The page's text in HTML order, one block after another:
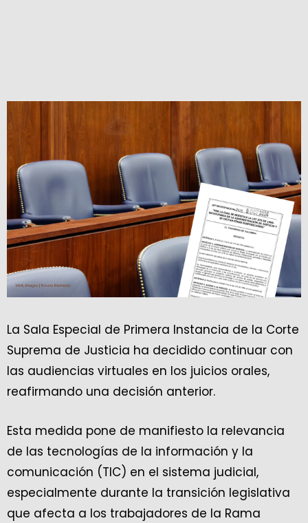
La Sala Especial de Primera Instancia de la Corte
Suprema de Justicia ha decidido continuar con
las audiencias virtuales en los juicios orales,
reafirmando una decisión anterior.
Esta medida pone de manifiesto la relevancia
de las tecnologías de la información y la
comunicación (TIC) en el sistema judicial,
especialmente durante la transición legislativa
que afecta a los trabajadores de la Rama